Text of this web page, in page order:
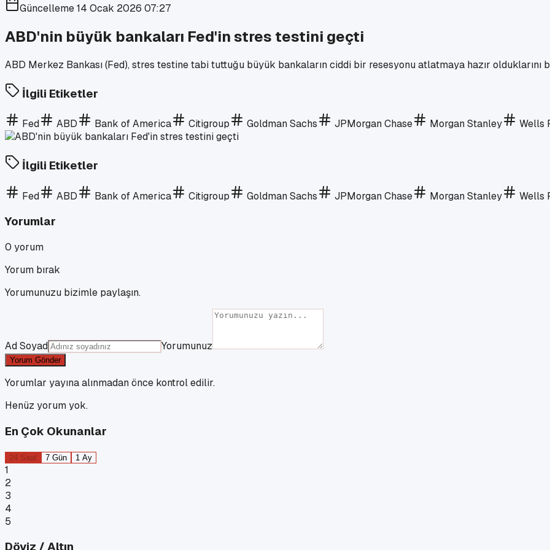
Güncelleme14 Ocak 2026 07:27
ABD'nin büyük bankaları Fed'in stres testini geçti
ABD Merkez Bankası (Fed), stres testine tabi tuttuğu büyük bankaların ciddi bir resesyonu atlatmaya hazır olduklarını
İlgili Etiketler
Fed ABD Bank of America Citigroup Goldman Sachs JPMorgan Chase Morgan Stanley Wells
İlgili Etiketler
Fed ABD Bank of America Citigroup Goldman Sachs JPMorgan Chase Morgan Stanley Wells
Yorumlar
0 yorum
Yorum bırak
Yorumunuzu bizimle paylaşın.
Ad Soyad Yorumunuz
Yorum Gönder
Yorumlar yayına alınmadan önce kontrol edilir.
Henüz yorum yok.
En Çok Okunanlar
24 Saat 7 Gün 1 Ay
1
2
3
4
5
Döviz / Altın